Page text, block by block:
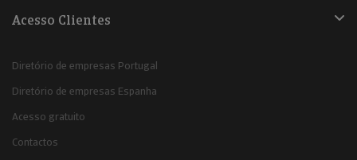
Acesso Clientes
Diretório de empresas Portugal
Diretório de empresas Espanha
Acesso gratuito
Contactos